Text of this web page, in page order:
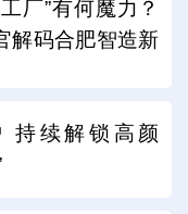
厂”有何魔力？
解码合肥智造新
持续解锁高颜